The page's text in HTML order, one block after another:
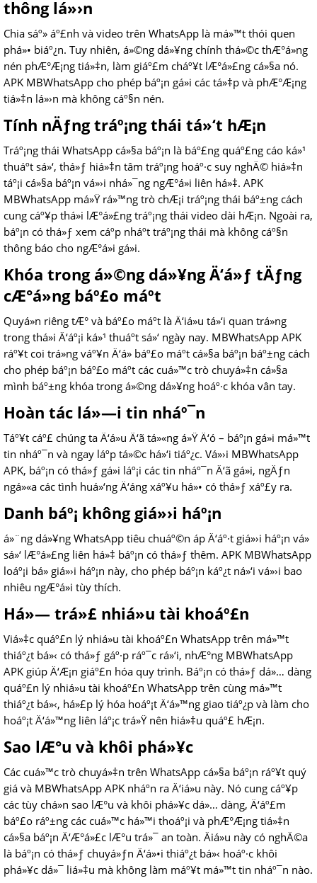
thông lá»›n
Chia sáº» áº£nh và video trên WhatsApp là má»™t thói quen
phá»• biáº¿n. Tuy nhiên, á»©ng dá»¥ng chính thá»©c thÆ°á»ng
nén phÆ°Æ¡ng tiá»‡n, làm giáº£m cháº¥t lÆ°á»£ng cá»§a nó.
APK MBWhatsApp cho phép báº¡n gá»­i các tá»‡p và phÆ°Æ¡ng
tiá»‡n lá»›n mà không cáº§n nén.
Tính nÄƒng tráº¡ng thái tá»‘t hÆ¡n
Tráº¡ng thái WhatsApp cá»§a báº¡n là báº£ng quáº£ng cáo ká»¹
thuáº­t sá»‘, thá»ƒ hiá»‡n tâm tráº¡ng hoáº·c suy nghÄ© hiá»‡n
táº¡i cá»§a báº¡n vá»›i nhá»¯ng ngÆ°á»i liên há»‡. APK
MBWhatsApp má»Ÿ rá»™ng trò chÆ¡i tráº¡ng thái báº±ng cách
cung cáº¥p thá»i lÆ°á»£ng tráº¡ng thái video dài hÆ¡n. Ngoài ra,
báº¡n có thá»ƒ xem cáº­p nháº­t tráº¡ng thái mà không cáº§n
thông báo cho ngÆ°á»i gá»­i.
Khóa trong á»©ng dá»¥ng Ä‘á»ƒ tÄƒng
cÆ°á»ng báº£o máº­t
Quyá»n riêng tÆ° và báº£o máº­t là Ä‘iá»u tá»‘i quan trá»ng
trong thá»i Ä‘áº¡i ká»¹ thuáº­t sá»‘ ngày nay. MBWhatsApp APK
ráº¥t coi trá»ng váº¥n Ä‘á» báº£o máº­t cá»§a báº¡n báº±ng cách
cho phép báº¡n báº£o máº­t các cuá»™c trò chuyá»‡n cá»§a
mình báº±ng khóa trong á»©ng dá»¥ng hoáº·c khóa vân tay.
Hoàn tác lá»—i tin nháº¯n
Táº¥t cáº£ chúng ta Ä‘á»u Ä‘ã tá»«ng á»Ÿ Ä‘ó – báº¡n gá»­i má»™t
tin nháº¯n và ngay láº­p tá»©c há»‘i tiáº¿c. Vá»›i MBWhatsApp
APK, báº¡n có thá»ƒ gá»i láº¡i các tin nháº¯n Ä‘ã gá»­i, ngÄƒn
ngá»«a các tình huá»‘ng Ä‘áng xáº¥u há»• có thá»ƒ xáº£y ra.
Danh báº¡ không giá»›i háº¡n
á»¨ng dá»¥ng WhatsApp tiêu chuáº©n áp Ä‘áº·t giá»›i háº¡n vá»
sá»‘ lÆ°á»£ng liên há»‡ báº¡n có thá»ƒ thêm. APK MBWhatsApp
loáº¡i bá» giá»›i háº¡n này, cho phép báº¡n káº¿t ná»‘i vá»›i bao
nhiêu ngÆ°á»i tùy thích.
Há»— trá»£ nhiá»u tài khoáº£n
Viá»‡c quáº£n lý nhiá»u tài khoáº£n WhatsApp trên má»™t
thiáº¿t bá»‹ có thá»ƒ gáº·p ráº¯c rá»‘i, nhÆ°ng MBWhatsApp
APK giúp Ä‘Æ¡n giáº£n hóa quy trình. Báº¡n có thá»ƒ dá»… dàng
quáº£n lý nhiá»u tài khoáº£n WhatsApp trên cùng má»™t
thiáº¿t bá»‹, há»£p lý hóa hoáº¡t Ä‘á»™ng giao tiáº¿p và làm cho
hoáº¡t Ä‘á»™ng liên láº¡c trá»Ÿ nên hiá»‡u quáº£ hÆ¡n.
Sao lÆ°u và khôi phá»¥c
Các cuá»™c trò chuyá»‡n trên WhatsApp cá»§a báº¡n ráº¥t quý
giá và MBWhatsApp APK nháº­n ra Ä‘iá»u này. Nó cung cáº¥p
các tùy chá»n sao lÆ°u và khôi phá»¥c dá»… dàng, Ä‘áº£m
báº£o ráº±ng các cuá»™c há»™i thoáº¡i và phÆ°Æ¡ng tiá»‡n
cá»§a báº¡n Ä‘Æ°á»£c lÆ°u trá»¯ an toàn. Äiá»u này có nghÄ©a
là báº¡n có thá»ƒ chuyá»ƒn Ä‘á»•i thiáº¿t bá»‹ hoáº·c khôi
phá»¥c dá»¯ liá»‡u mà không làm máº¥t má»™t tin nháº¯n nào.